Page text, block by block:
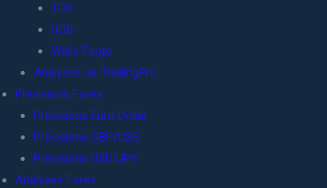
TDS
UOB
Wells Fargo
Analyses de TradingPro
Prévisions Forex
Prévisions Euro Dollar
Prévisions GBP/USD
Prévisions USD/JPY
Analyses Forex